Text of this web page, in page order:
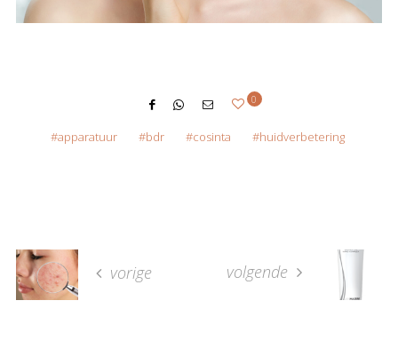
0
apparatuur bdr cosinta huidverbetering
vorige volgende